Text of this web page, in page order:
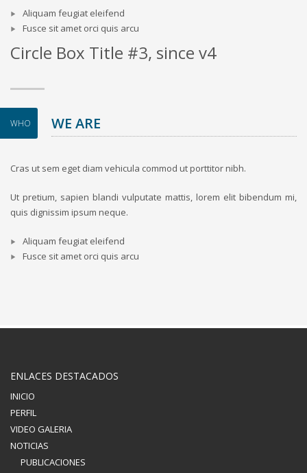
Aliquam feugiat eleifend
Fusce sit amet orci quis arcu
Circle Box Title #3, since v4
WHO WE ARE
Cras ut sem eget diam vehicula commod ut porttitor nibh.
Ut pretium, sapien blandi vulputate mattis, lorem elit bibendum mi,
quis dignissim ipsum neque.
Aliquam feugiat eleifend
Fusce sit amet orci quis arcu
ENLACES DESTACADOS
INICIO
PERFIL
VIDEO GALERIA
NOTICIAS
PUBLICACIONES